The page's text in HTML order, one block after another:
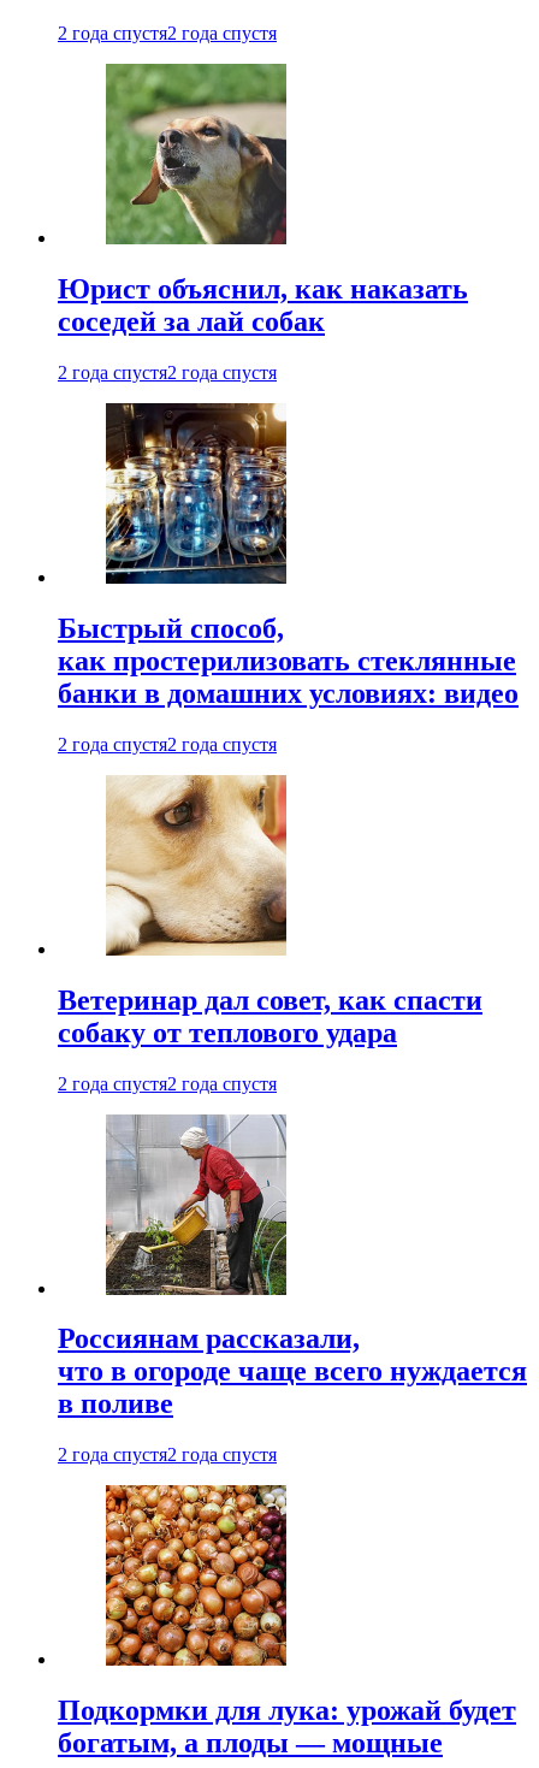
2 года спустя2 года спустя
Юрист объяснил, как наказать
соседей за лай собак
2 года спустя2 года спустя
Быстрый способ,
как простерилизовать стеклянные
банки в домашних условиях: видео
2 года спустя2 года спустя
Ветеринар дал совет, как спасти
собаку от теплового удара
2 года спустя2 года спустя
Россиянам рассказали,
что в огороде чаще всего нуждается
в поливе
2 года спустя2 года спустя
Подкормки для лука: урожай будет
богатым, а плоды — мощные